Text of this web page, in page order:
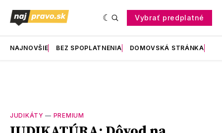
Vybrať predplatné
NAJNOVŠIE BEZ SPOPLATNENIA DOMOVSKÁ STRÁNKA
JUDIKÁTY — PREMIUM